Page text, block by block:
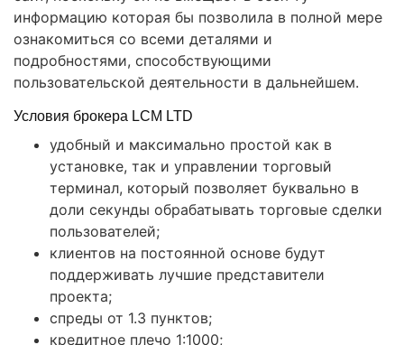
информацию которая бы позволила в полной мере
ознакомиться со всеми деталями и
подробностями, способствующими
пользовательской деятельности в дальнейшем.
Условия брокера LCM LTD
удобный и максимально простой как в
установке, так и управлении торговый
терминал, который позволяет буквально в
доли секунды обрабатывать торговые сделки
пользователей;
клиентов на постоянной основе будут
поддерживать лучшие представители
проекта;
спреды от 1.3 пунктов;
кредитное плечо 1:1000;